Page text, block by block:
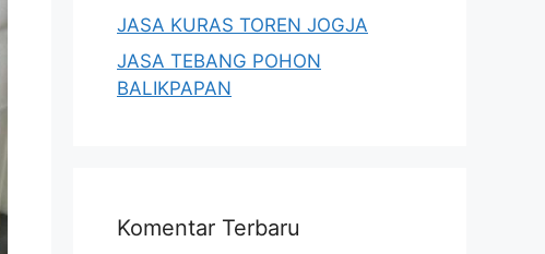
JASA KURAS TOREN JOGJA
JASA TEBANG POHON
BALIKPAPAN
Komentar Terbaru